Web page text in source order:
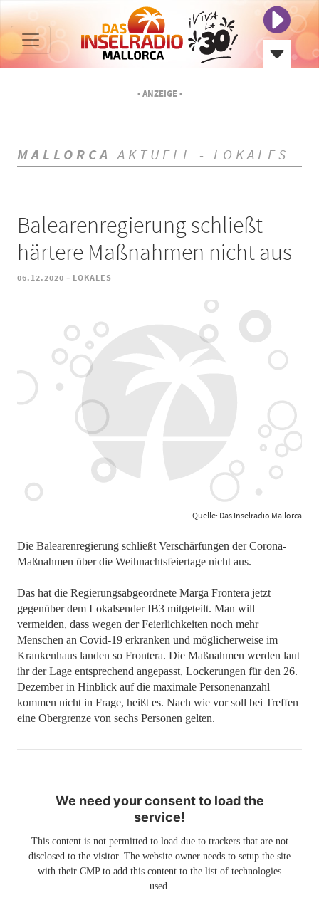
- ANZEIGE -
MALLORCA AKTUELL - LOKALES
Balearenregierung schließt
härtere Maßnahmen nicht aus
06.12.2020 - LOKALES
Quelle: Das Inselradio Mallorca
Die Balearenregierung schließt Verschärfungen der Corona-
Maßnahmen über die Weihnachtsfeiertage nicht aus.
Das hat die Regierungsabgeordnete Marga Frontera jetzt
gegenüber dem Lokalsender IB3 mitgeteilt. Man will
vermeiden, dass wegen der Feierlichkeiten noch mehr
Menschen an Covid-19 erkranken und möglicherweise im
Krankenhaus landen so Frontera. Die Maßnahmen werden laut
ihr der Lage entsprechend angepasst, Lockerungen für den 26.
Dezember in Hinblick auf die maximale Personenanzahl
kommen nicht in Frage, heißt es. Nach wie vor soll bei Treffen
eine Obergrenze von sechs Personen gelten.
We need your consent to load the
service!
This content is not permitted to load due to trackers that are not
disclosed to the visitor. The website owner needs to setup the site
with their CMP to add this content to the list of technologies
used.